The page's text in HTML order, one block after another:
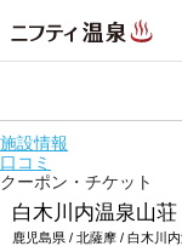
施設情報
口コミ
クーポン・チケット
白木川内温泉山荘
鹿児島県 / 北薩摩 / 白木川